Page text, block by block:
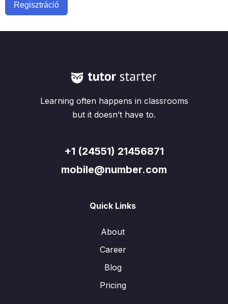
Regisztráció
Learning often happens in classrooms
but it doesn’t have to.
+1 (24551) 21456871
mobile@number.com
Quick Links
About
Career
Blog
Pricing